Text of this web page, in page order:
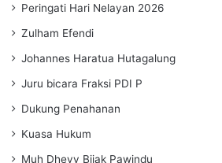
Peringati Hari Nelayan 2026
Zulham Efendi
Johannes Haratua Hutagalung
Juru bicara Fraksi PDI P
Dukung Penahanan
Kuasa Hukum
Muh Dhevy Bijak Pawindu